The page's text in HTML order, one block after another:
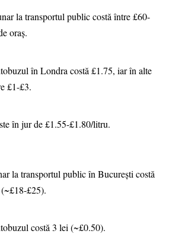
la transportul public costă între £60-
oraș.
în Londra costă £1.75, iar în alte
£1-£3.
în jur de £1.55-£1.80/litru.
la transportul public în București costă
£25).
costă 3 lei (~£0.50).